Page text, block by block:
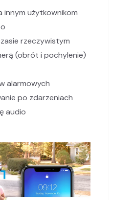
innym użytkownikom
rzeczywistym
(obrót i pochylenie)
alarmowych
po zdarzeniach
audio